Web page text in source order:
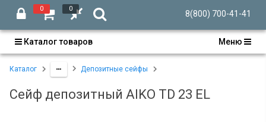
0 0
8(800) 700-41-41
Каталог товаров Меню
Каталог Депозитные сейфы
Сейф депозитный AIKO TD 23 EL